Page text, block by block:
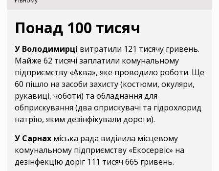
Понад 100 тисяч
У Володимирці витратили 121 тисячу гривень.
Майже 62 тисячі заплатили комунальному
підприємству «Аква», яке проводило роботи. Ще
60 пішло на засоби захисту (костюми, окуляри,
рукавиці, чоботи) та обладнання для
обприскування (два оприскувачі та гідрохлорид
натрію, яким дезінфікували дороги).
У Сарнах міська рада виділила місцевому
комунальному підприємству «Екосервіс» на
дезінфекцію доріг 111 тисяч 665 гривень.